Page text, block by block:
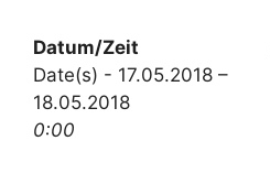
Datum/Zeit
Date(s) - 17.05.2018 –
18.05.2018
0:00